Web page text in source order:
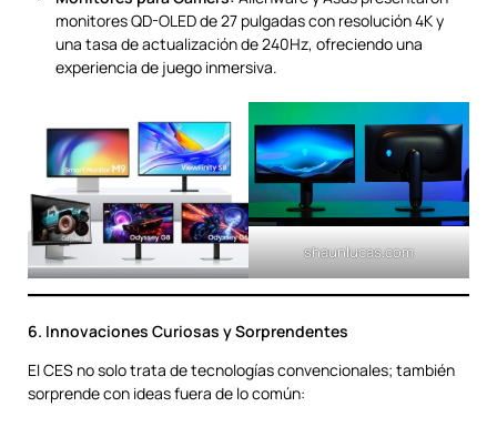
monitores QD-OLED de 27 pulgadas con resolución 4K y
una tasa de actualización de 240Hz, ofreciendo una
experiencia de juego inmersiva.
shaunlucas.com
6. Innovaciones Curiosas y Sorprendentes
El CES no solo trata de tecnologías convencionales; también
sorprende con ideas fuera de lo común: